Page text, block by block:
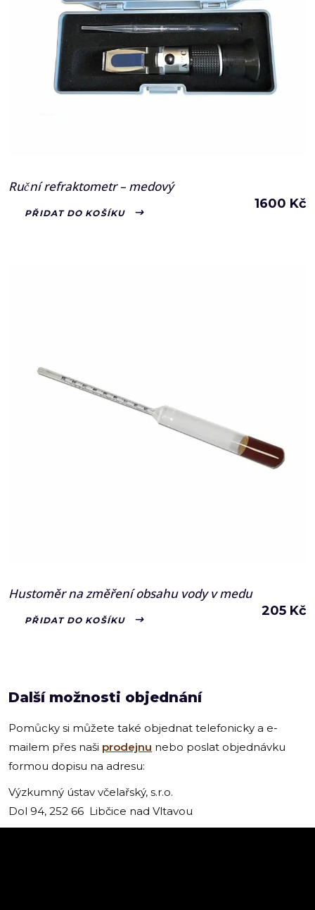
Ruční refraktometr – medový
1600 Kč
PŘIDAT DO KOŠÍKU
Hustoměr na změření obsahu vody v medu
205 Kč
PŘIDAT DO KOŠÍKU
Další možnosti objednání
Pomůcky si můžete také objednat telefonicky a e-
mailem přes naši prodejnu nebo poslat objednávku
formou dopisu na adresu:
Výzkumný ústav včelařský, s.r.o.
Dol 94, 252 66 Libčice nad Vltavou